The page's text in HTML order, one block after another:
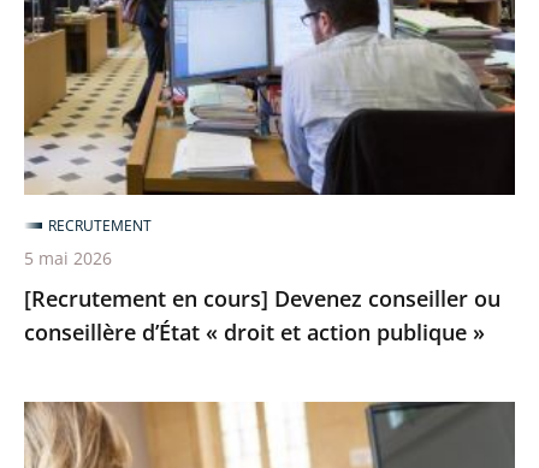
conseiller
ou
conseillère
d’État
«
droit
et
action
publique
[Recrutement en cours] Devenez conseiller ou
conseillère d’État « droit et action publique »
RECRUTEMENT
5 mai 2026
Devenez
assesseur